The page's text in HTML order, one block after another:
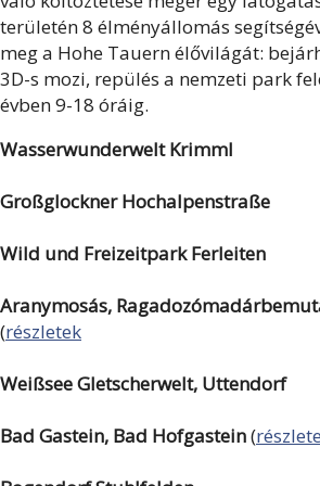
területén 8 élményállomás
meg a Hohe Tauern élővilágát:
3D-s mozi, repülés a nemzeti park
évben 9-18 óráig.
Wasserwunderwelt Krimml
Großglockner Hochalpenstraße
Wild und Freizeitpark Ferleiten
Aranymosás,
(részletek
Weißsee Gletscherwelt, Uttendorf
Bad Gastein, Bad Hofgastein(